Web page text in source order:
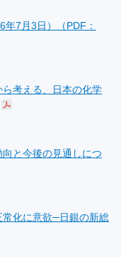
7月3日）（PDF：
考える、日本の化学
と今後の見通しにつ
化に意欲─日銀の新総